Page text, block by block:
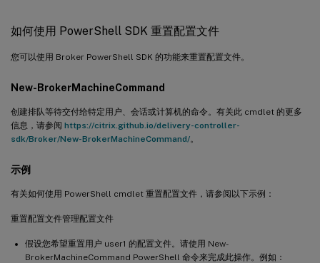
如何使用 PowerShell SDK 重置配置文件
您可以使用 Broker PowerShell SDK 的功能来重置配置文件。
New-BrokerMachineCommand
创建排队等待交付给特定用户、会话或计算机的命令。有关此 cmdlet 的更多
信息，请参阅 https://citrix.github.io/delivery-controller-
sdk/Broker/New-BrokerMachineCommand/。
示例
有关如何使用 PowerShell cmdlet 重置配置文件，请参阅以下示例：
重置配置文件管理配置文件
假设您希望重置用户 user1 的配置文件。请使用 New-
BrokerMachineCommand PowerShell 命令来完成此操作。例如：